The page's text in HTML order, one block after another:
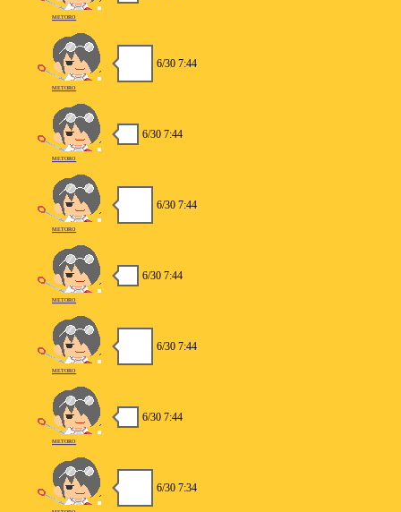
METORO
6/30 7:44
METORO
6/30 7:44
METORO
6/30 7:44
METORO
6/30 7:44
METORO
6/30 7:44
METORO
6/30 7:44
METORO
6/30 7:34